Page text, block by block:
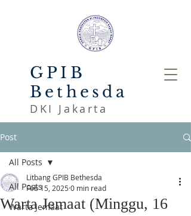
GPIB
Bethesda
DKI Jakarta
Post
All Posts
Warta Jemaat
All Posts
Warta Jemaat (Minggu, 16
Litbang GPIB Bethesda
Feb 15, 2025 0 min read